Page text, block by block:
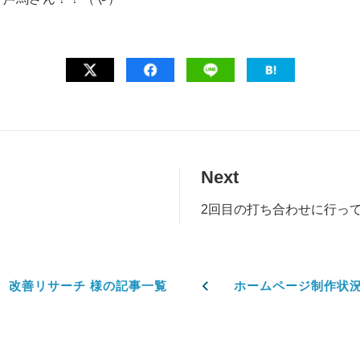
Next
2回目の打ち合わせに行っ
善リサーチ 様の記事一覧 ホームページ制作状